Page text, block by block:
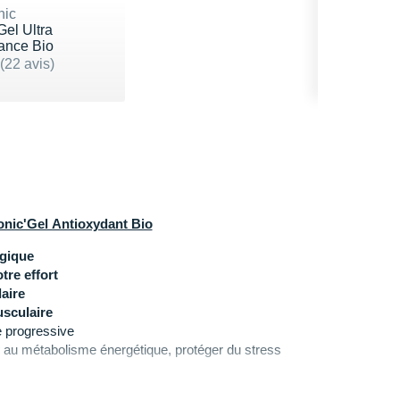
Antioxydant Bio
effort
progressive
métabolisme énergétique, protéger du stress
Ultra
Bio
(22 avis)
sur 5
2,90€